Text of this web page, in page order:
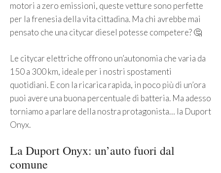
motori a zero emissioni, queste vetture sono perfette
per la frenesia della vita cittadina. Ma chi avrebbe mai
pensato che una citycar diesel potesse competere? 🤔
Le citycar elettriche offrono un’autonomia che varia da
150 a 300 km, ideale per i nostri spostamenti
quotidiani. E con la ricarica rapida, in poco più di un’ora
puoi avere una buona percentuale di batteria. Ma adesso
torniamo a parlare della nostra protagonista… la Duport
Onyx.
La Duport Onyx: un’auto fuori dal
comune